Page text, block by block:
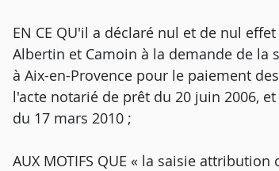
EN CE QU'il a déclaré nul et de nul
Albertin et Camoin à la demande de la
à Aix-en-Provence pour le paiement
l'acte notarié de prêt du 20 juin 2006,
du 17 mars 2010 ;
AUX MOTIFS QUE « la saisie